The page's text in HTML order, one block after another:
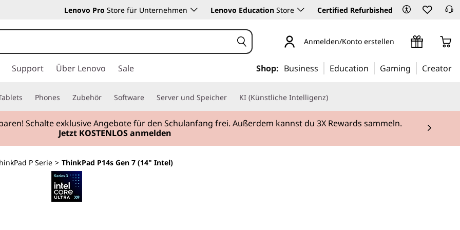
Lenovo Pro Store für Unternehmen Lenovo Education Store Certified Refurbished
Anmelden/Konto erstellen
Support Über Lenovo Sale Shop: Business Education Gaming Creator
Phones Zubehör Software Server und Speicher KI (Künstliche Intelligenz)
Schalte exklusive Angebote für den Schulanfang frei. Außerdem kannst du 3X Rewards sammeln.
Jetzt KOSTENLOS anmelden
P Serie > ThinkPad P14s Gen 7 (14" Intel)